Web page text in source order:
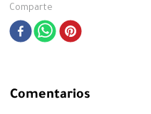
Comparte
Comentarios